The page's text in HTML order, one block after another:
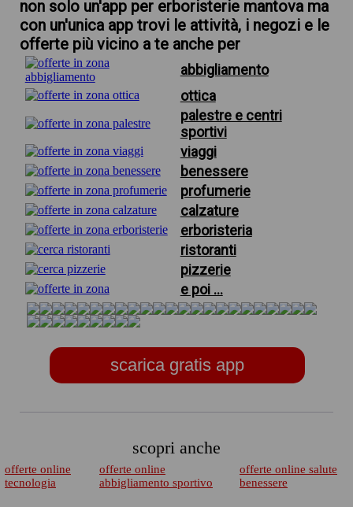
non solo un'app per erboristerie mantova ma
con un'unica app trovi le attività, i negozi e le
offerte più vicino a te anche per
abbigliamento
ottica
palestre e centri
sportivi
viaggi
benessere
profumerie
calzature
erboristeria
ristoranti
pizzerie
e poi ...
scarica gratis app
scopri anche
offerte online
tecnologia
offerte online
abbigliamento sportivo
offerte online salute
benessere